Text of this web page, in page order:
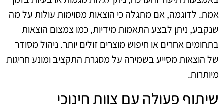
אמת. לדוגמה, אם מתגלה כי הוצאות מסוימות עולות על מה
שנקבע, ניתן לבצע התאמות מידיות, כמו צמצום הוצאות
בתחומים אחרים או חיפוש מוצרים זולים יותר. ניהול מסודר
של הוצאות מסייע בשמירה על מסגרת התקציב ומונע חריגות
מיותרות.
שיתוף פעולה עם צוות חינוכי